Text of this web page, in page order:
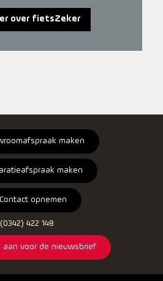
over fietsZeker
maken
maken
Contact opnemen
(0342) 422 148
aan voor de nieuwsbrief